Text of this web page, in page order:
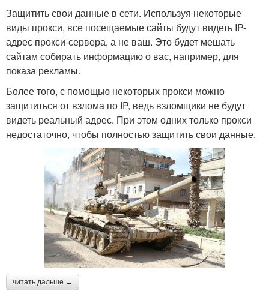
Защитить свои данные в сети. Используя некоторые
виды прокси, все посещаемые сайты будут видеть IP-
адрес прокси-сервера, а не ваш. Это будет мешать
сайтам собирать информацию о вас, например, для
показа рекламы.
Более того, с помощью некоторых прокси можно
защититься от взлома по IP, ведь взломщики не будут
видеть реальный адрес. При этом одних только прокси
недостаточно, чтобы полностью защитить свои данные.
читать дальше →